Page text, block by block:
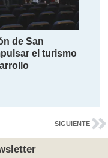
de San
el turismo
SIGUIENTE